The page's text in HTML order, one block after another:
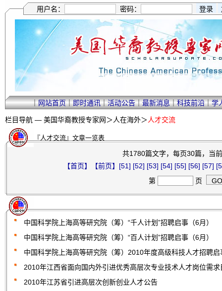
用户名： 密码：
｜网站首页｜即时通讯｜活动公告｜最新消息｜科技前沿｜学
栏目导航 — 美国华裔教授专家网＞人在海外＞人才交流
『人才交流』文章一览表
共1780篇文字，每页30篇，当
【首页】
【前页】 [51] [52] [53] [54] [55] [56] [57]
第
页
中国科学院上海高等研究院（筹）“千人计划”招聘启事（6月）
中国科学院上海高等研究院（筹）“百人计划”招聘启事（6月）
中国科学院上海高等研究院（筹）2010年度高级科技人才招聘启
2010年江西省面向国内外引进优秀高层次专业技术人才岗位需
2010年江苏省引进高层次创新创业人才公告